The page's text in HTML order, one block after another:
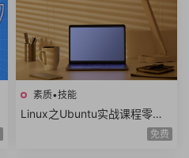
素质•技能
Linux之Ubuntu实战课程零基
础玩转嵌入式Linux工程师开发
免费